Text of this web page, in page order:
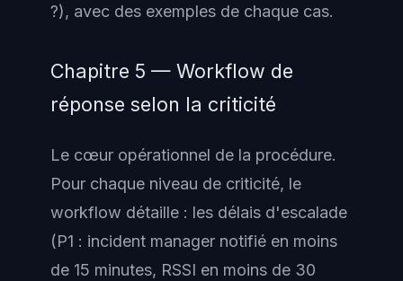
?), avec des exemples de chaque cas.
Chapitre 5 — Workflow de
réponse selon la criticité
Le cœur opérationnel de la procédure.
Pour chaque niveau de criticité, le
workflow détaille : les délais d'escalade
(P1 : incident manager notifié en moins
de 15 minutes, RSSI en moins de 30